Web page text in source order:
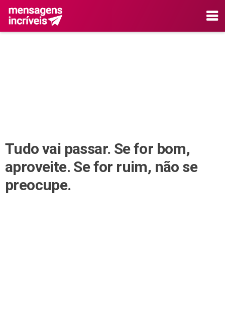
Tudo vai passar. Se for bom,
aproveite. Se for ruim, não se
preocupe.